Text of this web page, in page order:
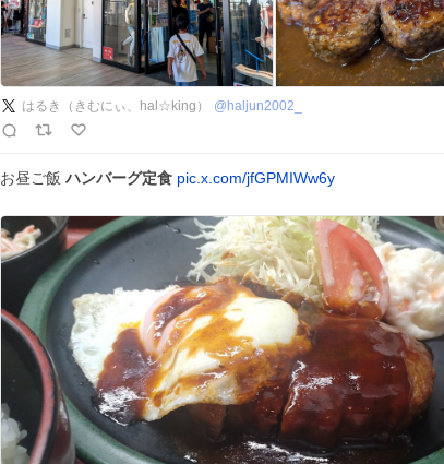
はるき（きむにぃ、hal☆king） @ haljun2002_
お昼ご飯 ハンバーグ定食 pic.x.com/jfGPMIWw6y